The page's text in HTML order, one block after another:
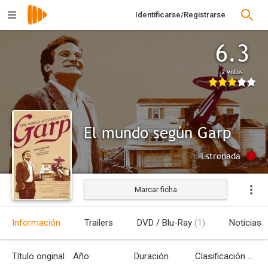
Identificarse/Registrarse
6.3
2 votos
El mundo según Garp
Estrenada
Marcar ficha
Información Trailers DVD / Blu-Ray (1) Noticias
Título original Año Duración Clasificación por edades